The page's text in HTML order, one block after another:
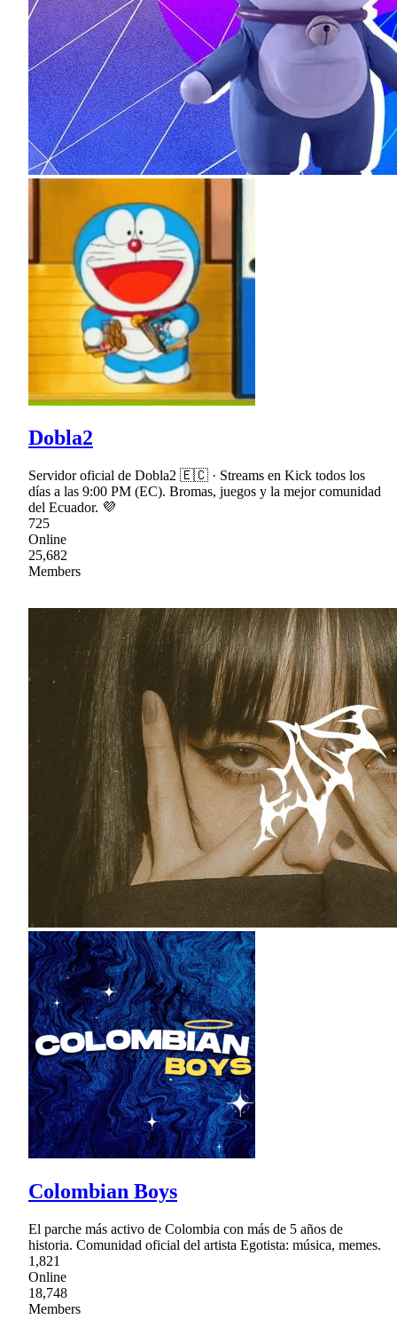
Dobla2
Servidor oficial de Dobla2 🇪🇨 · Streams en Kick todos los
días a las 9:00 PM (EC). Bromas, juegos y la mejor comunidad
del Ecuador. 💜
725
Online
25,682
Members
Colombian Boys
El parche más activo de Colombia con más de 5 años de
historia. Comunidad oficial del artista Egotista: música, memes.
1,821
Online
18,748
Members